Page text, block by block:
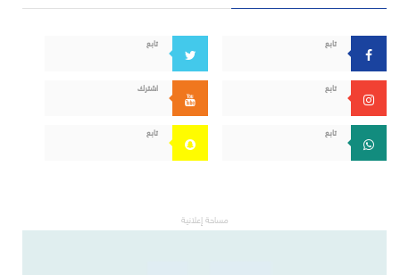
تابع تابع
تابع اشترك
تابع تابع
مساحة إعلانية